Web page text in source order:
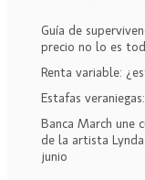
Guía de
precio no lo es
Renta variable:
Estafas
Banca March une
de la artista
junio